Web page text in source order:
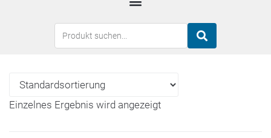
Einzelnes Ergebnis wird angezeigt